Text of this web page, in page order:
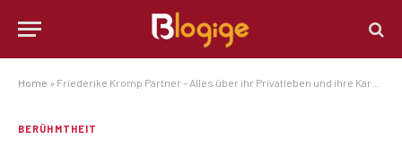
Home » Friederike Kromp Partner – Alles über ihr Privatleben und ihre Karriere
BERÜHMTHEIT